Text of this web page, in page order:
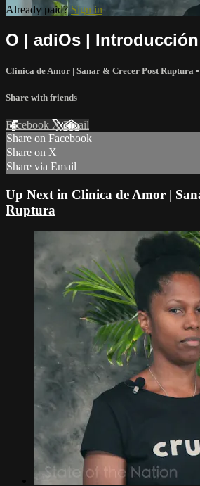
Already paid? Sign in
O | adiOs | Introducción
Clinica de Amor | Sanar & Crecer Post Ruptura
Share with friends
Facebook XEmail
Share on Facebook
Share on X
Share via Email
Up Next in Clinica de Amor |
Ruptura